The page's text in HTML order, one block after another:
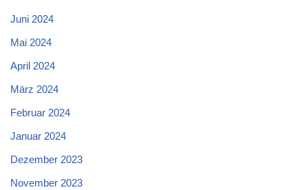
Juni 2024
Mai 2024
April 2024
März 2024
Februar 2024
Januar 2024
Dezember 2023
November 2023